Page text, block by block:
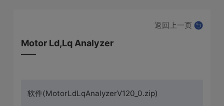
Motor Ld,Lq Analyzer
返回上一页
软件(MotorLdLqAnalyzerV120_0.zip)